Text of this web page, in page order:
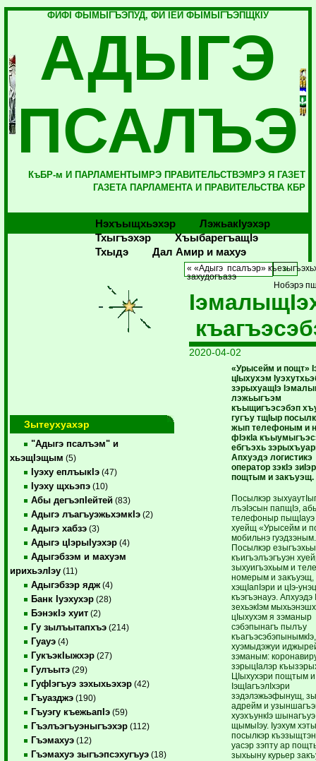
ФИФI ФЫМЫГЪЭПУД, ФИ IЕЙ ФЫМЫГЪЭПЩКIУ
АДЫГЭ
ПСАЛЪЭ
КъБР-м И ПАРЛАМЕНТЫМРЭ ПРАВИТЕЛЬСТВЭМРЭ Я ГАЗЕТ
ГАЗЕТА ПАРЛАМЕНТА И ПРАВИТЕЛЬСТВА КБР
Нэхъыщхьэхэр
Лэжьакlуэхэр
Тхыгъэхэр
Хъыбарегъащlэ
Тхыдэ
Дал Амир и махуэ
Зытеухуахэр
"Адыгэ псалъэм" и
хьэщIэщым (5)
Iуэху еплъыкIэ (47)
Iуэху щхьэпэ (10)
Абы дегъэпIейтей (83)
Адыгэ лъагъуэжьхэмкIэ (2)
Адыгэ хабзэ (3)
Адыгэ цIэрыIуэхэр (4)
Адыгэбзэм и махуэм
ирихьэлIэу (11)
Адыгэбзэр ядж (4)
Банк Iуэхухэр (28)
БэнэкIэ хуит (2)
Гу зылъытапхъэ (214)
Гуауэ (4)
ГукъэкIыжхэр (27)
Гулъытэ (29)
ГуфIэгъуэ зэхыхьэхэр (42)
Гъуазджэ (190)
Гъуэгу къежьапIэ (59)
Гъэлъэгъуэныгъэхэр (112)
Гъэмахуэ (12)
Гъэмахуэ зыгъэпсэхугъуэ (18)
« «Адыгэ псалъэр»
захудогъазэ
Нобэрэ
2020-04-02
«Урысейм и пощт»
цIыхухэм
зэрыхуащIэ
лэжьыгъэм
къыщигъэсэбэп
гугъу тщIыр
жып телефоным и
фIэкIа
ебгъэхь
Апхуэдэ логистикэ
оператор зэкIэ
пощтым и закъуэщ.
Посылкэр
лъэIэсын папщIэ,
телефоныр
хуейщ «Урысейм и
мобильнэ гуэдзэным.
Посылкэр
къигъэлъэгъуэн
зыхуигъэхьым и
номерым и закъуэщ,
хэщIапIэри и цIэ-
къэгъэнауэ. Апхуэдэ
зехьэкIэм
цIыхухэм я зэманыр
сэбэпынагъ пылъу
хуэмыдэжуи
зэманым:
зэрыцIалэр
ЦIыхухэри пощтым и
IэщIагъэлIхэри
зэдэлэжьэфынущ,
адрейм и
хуэхъункIэ шынагъуэ
щымыIэу. Iуэхум
посылкэр
уасэр зэпту ар
зыхьыну курьер